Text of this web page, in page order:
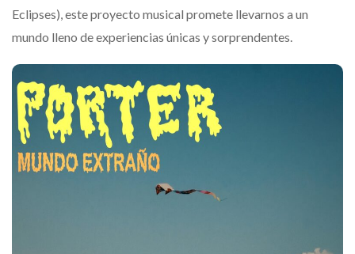
Eclipses), este proyecto musical promete llevarnos a un
mundo lleno de experiencias únicas y sorprendentes.